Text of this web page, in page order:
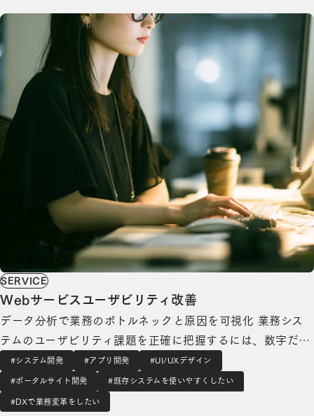
SERVICE
Webサービスユーザビリティ改善
データ分析で業務のボトルネックと原因を可視化 業務シス
テムのユーザビリティ課題を正確に把握するには、数字だけ
では不十分です。システムログで「どの画面で」操作が滞っ
ているかはわかっても、「なぜ」滞っているのかまでは見え
てきません。一方、現場の声だけでは全体像が掴めず、改善
#システム開発 #アプリ開発 #UI/UXデザイン
#ポータルサイト開発 #既存システムを使いやすくしたい
#DXで業務変革をしたい